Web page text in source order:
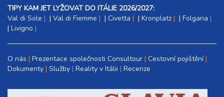
TIPY KAM JET LYŽOVAT DO ITÁLIE 2026/2027:
Val di Sole
| Val di Fiemme | Civetta | Kronplatz | Folgaria
| Livigno
O nás Prezentace společnosti Consultour Cestovní pojištění
Dokumenty Služby Reality v Itálii Recenze